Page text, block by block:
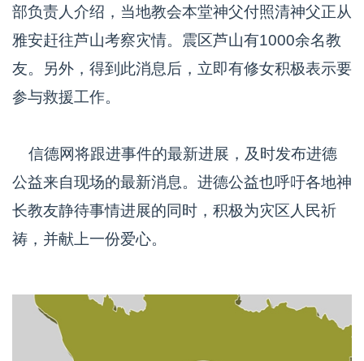
部负责人介绍，当地教会本堂神父付照清神父正从
雅安赶往芦山考察灾情。震区芦山有1000余名教
友。另外，得到此消息后，立即有修女积极表示要
参与救援工作。
信德网将跟进事件的最新进展，及时发布进德
公益来自现场的最新消息。进德公益也呼吁各地神
长教友静待事情进展的同时，积极为灾区人民祈
祷，并献上一份爱心。